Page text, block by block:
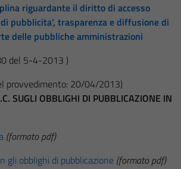
riguardante il diritto di accesso
pubblicita’, trasparenza e diffusione di
delle pubbliche amministrazioni
del 5-4-2013 )
provvedimento: 20/04/2013)
SUGLI OBBLIGHI DI PUBBLICAZIONE IN
(formato pdf)
gli obblighi di pubblicazione (formato pdf)